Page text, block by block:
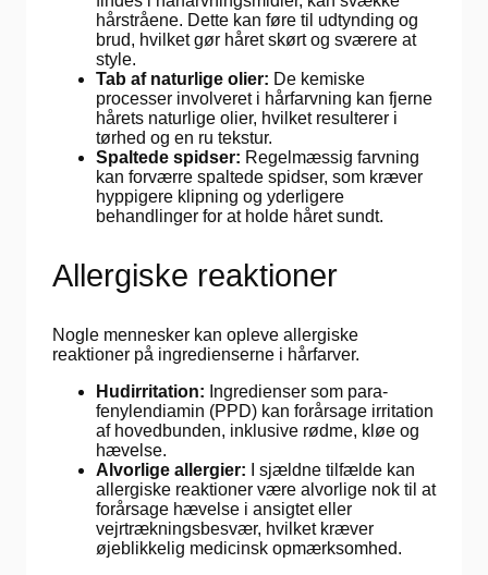
hårstråene. Dette kan føre til udtynding og
brud, hvilket gør håret skørt og sværere at
style.
Tab af naturlige olier: De kemiske
processer involveret i hårfarvning kan fjerne
hårets naturlige olier, hvilket resulterer i
tørhed og en ru tekstur.
Spaltede spidser: Regelmæssig farvning
kan forværre spaltede spidser, som kræver
hyppigere klipning og yderligere
behandlinger for at holde håret sundt.
Allergiske reaktioner
Nogle mennesker kan opleve allergiske
reaktioner på ingredienserne i hårfarver.
Hudirritation: Ingredienser som para-
fenylendiamin (PPD) kan forårsage irritation
af hovedbunden, inklusive rødme, kløe og
hævelse.
Alvorlige allergier: I sjældne tilfælde kan
allergiske reaktioner være alvorlige nok til at
forårsage hævelse i ansigtet eller
vejrtrækningsbesvær, hvilket kræver
øjeblikkelig medicinsk opmærksomhed.